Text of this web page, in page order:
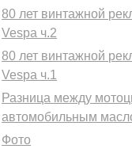
80 лет винтажной
Vespa ч.2
80 лет винтажной
Vespa ч.1
Разница между
автомобильным
Фото